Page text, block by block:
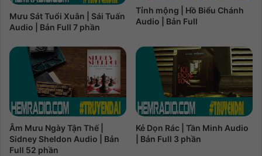
Mưu Sát Tuổi Xuân | Sái Tuấn
Audio | Bản Full 7 phần
Tỉnh mộng | Hồ Biểu Chánh
Audio | Bản Full
Âm Mưu Ngày Tận Thế |
Sidney Sheldon Audio | Bản
Full 52 phần
Kẻ Dọn Rác | Tần Minh Audio
| Bản Full 3 phần